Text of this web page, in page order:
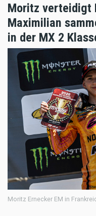
Moritz verteidigt
Maximilian
in der MX 2
Moritz Ernecker EM in